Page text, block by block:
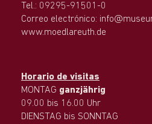
Tel.: 09295-91501-0
Correo electrónico:
www.moedlareuth.de
Horario de visitas
MONTAG ganzjährig
09.00 bis 16.00 Uhr
DIENSTAG bis SONNTAG